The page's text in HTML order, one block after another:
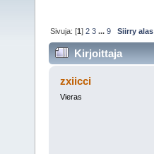
Sivuja: [1]2 3 ...9 Siirry alas
Kirjoittaja
zxiicci
Vieras